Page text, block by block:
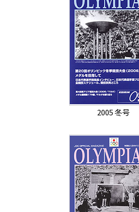
2005 冬号